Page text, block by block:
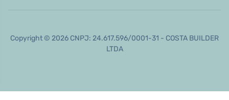
Copyright © 2026 CNPJ: 24.617.596/0001-31 - COSTA BUILDER
LTDA